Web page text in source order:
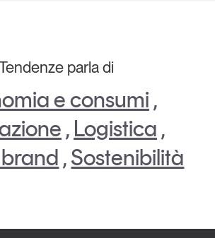
parla di
e consumi ,
, Logistica ,
,Sostenibilità